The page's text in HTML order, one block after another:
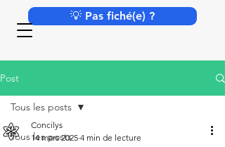
💡 Pas fiché(e) ?
Post
Tous les posts
Tous les posts
Concilys
14 mars 2025 4 min de lecture